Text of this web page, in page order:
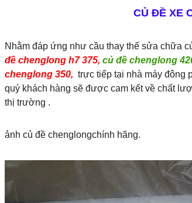
CỦ ĐỀ XE
Nhằm đáp ứng như cầu thay thế sửa chữa
đề chenglong h7 375, củ đề chenglong
chenglong 350, trực tiếp tại nhà máy đông
quý khách hàng sẽ được cam kết về chất
thị trường .
ảnh củ đề chenglongchính hãng.